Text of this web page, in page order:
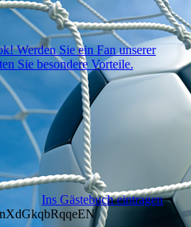
Werden Sie ein Fan unserer
Sie besondere Vorteile.
Ins Gästebuch eintragen